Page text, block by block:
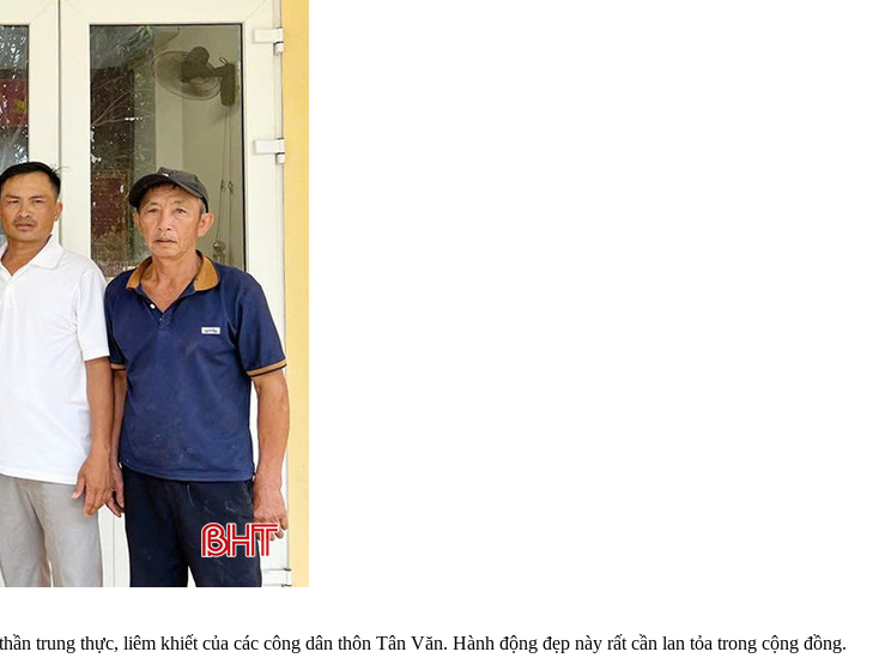
trung thực, liêm khiết của các công dân thôn Tân Văn. Hành động đẹp này rất cần lan tỏa trong cộng đồng.